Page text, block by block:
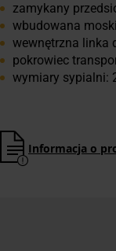
zamykany
wbudowana
wewnętrzna linka
pokrowiec
wymiary sypialni:
Informacja o